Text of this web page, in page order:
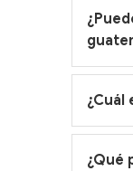
¿Cuál
¿Qué